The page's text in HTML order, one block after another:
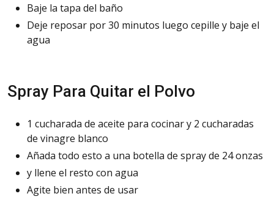
Baje la tapa del baño
Deje reposar por 30 minutos luego cepille y baje el
agua
Spray Para Quitar el Polvo
1 cucharada de aceite para cocinar y 2 cucharadas
de vinagre blanco
Añada todo esto a una botella de spray de 24 onzas
y llene el resto con agua
Agite bien antes de usar